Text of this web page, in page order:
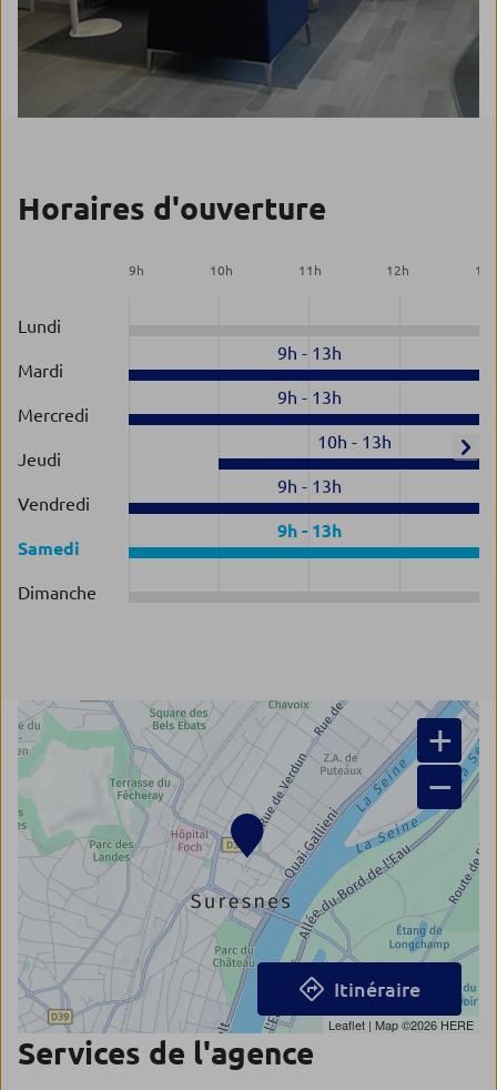
Horaires d'ouverture
9h 10h 11 h 12h 13
Lundi
Mardi
9h - 13h
Mercredi
9h - 13h
Jeudi
10h - 13h
Vendredi
9h - 13h
Samedi
9h- 13h
Dimanche
+
−
Leaflet | Map ©2026 HERE
Itinéraire
Services de l'agence